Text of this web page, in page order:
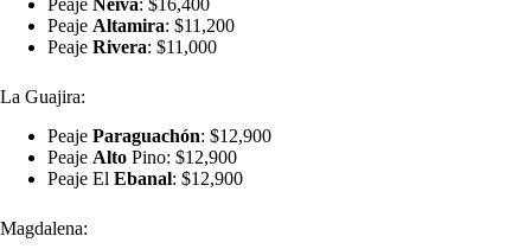
Peaje Neiva: $16,400
Peaje Altamira: $11,200
Peaje Rivera: $11,000
La Guajira:
Peaje Paraguachón: $12,900
Peaje Alto Pino: $12,900
Peaje El Ebanal: $12,900
Magdalena: